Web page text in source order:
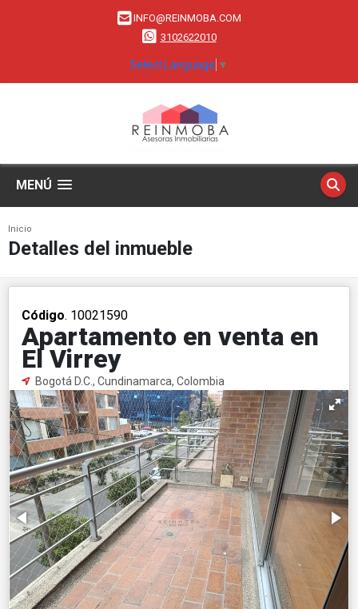
INFO@REINMOBA.COM
3102622010
Select Language ▼
MENÚ
Inicio
Detalles del inmueble
Código. 10021590
Apartamento en venta en
El Virrey
Bogotá D.C., Cundinamarca, Colombia